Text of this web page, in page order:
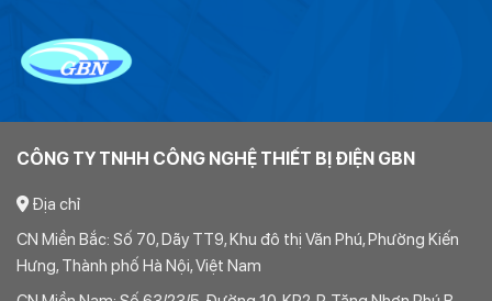
CÔNG TY TNHH CÔNG NGHỆ THIẾT BỊ ĐIỆN GBN
Địa chỉ
CN Miền Bắc: Số 70, Dãy TT9, Khu đô thị Văn Phú, Phường Kiến
Hưng, Thành phố Hà Nội, Việt Nam